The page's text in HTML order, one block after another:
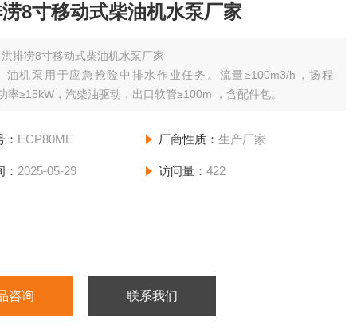
8寸移动式柴油机水泵厂家
排涝8寸移动式柴油机水泵厂家
油机泵用于应急抢险中排水作业任务。流量≥100m3/h，扬程
率≥15kW，汽柴油驱动，出口软管≥100m ，含配件包。
ECP80ME 厂商性质： 生产厂家
2025-05-29 访问量： 422
咨询 联系我们